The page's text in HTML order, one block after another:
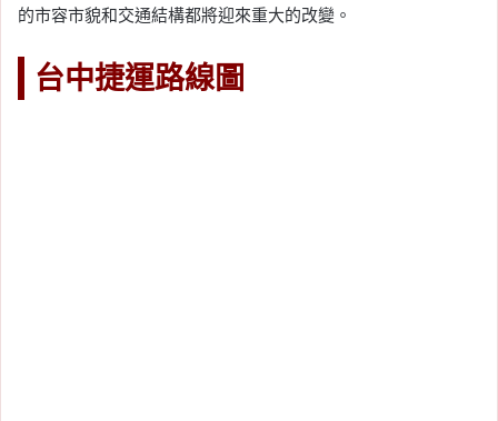
的市容市貌和交通結構都將迎來重大的改變。
台中捷運路線圖